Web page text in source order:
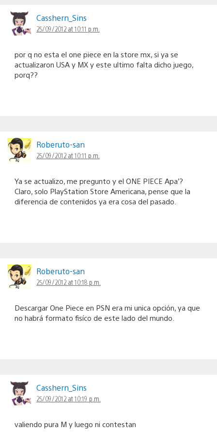
Casshern_Sins
25/09/2012 at 10:11 p.m.
por q no esta el one piece en la store mx, si ya se
actualizaron USA y MX y este ultimo falta dicho juego,
porq??
Roberuto-san
25/09/2012 at 10:11 p.m.
Ya se actualizo, me pregunto y el ONE PIECE Apa’?
Claro, solo PlayStation Store Americana, pense que la
diferencia de contenidos ya era cosa del pasado.
Roberuto-san
25/09/2012 at 10:18 p.m.
Descargar One Piece en PSN era mi unica opción, ya que
no habrá formato fisíco de este lado del mundo.
Casshern_Sins
25/09/2012 at 10:19 p.m.
valiendo pura M y luego ni contestan